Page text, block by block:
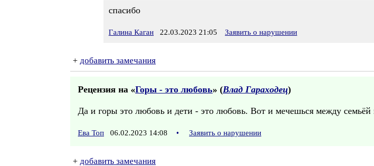
спасибо
Галина Каган 22.03.2023 21:05 Заявить о нарушении
+ добавить замечания
Рецензия на «Горы - это любовь» (Влад Гараходец)
Да и горы это любовь и дети - это любовь. Вот и мечешься между
Ева Топ 06.02.2023 14:08 • Заявить о нарушении
+ добавить замечания